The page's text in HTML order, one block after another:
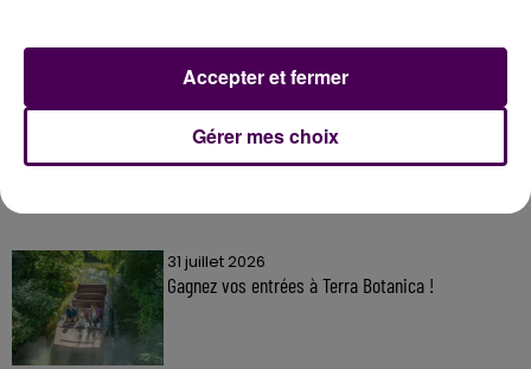
31 juillet 2026
Gagnez vos entrées à Terra Botanica !
Gérer mes choix
Accepter et fermer